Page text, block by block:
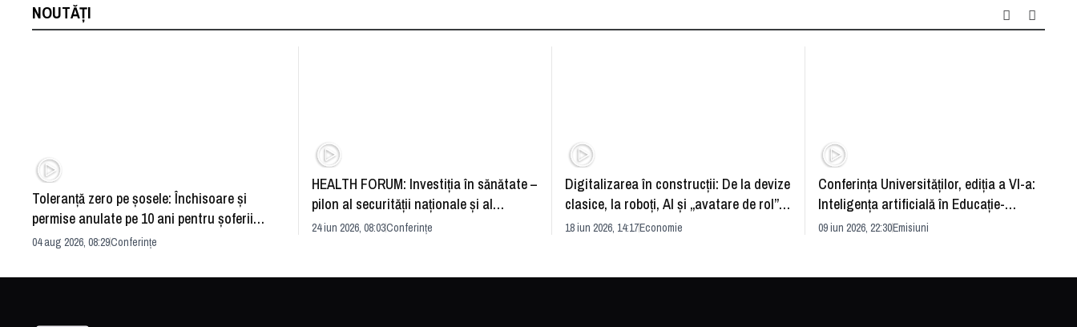
NOUTĂȚI
Toleranță zero pe șosele: Închisoare și
permise anulate pe 10 ani pentru șoferii
iresponsabili
04 aug 2026, 08:29Conferințe
HEALTH FORUM: Investiția în sănătate –
pilon al securității naționale și al
dezvoltării economice
24 iun 2026, 08:03Conferințe
Digitalizarea în construcții: De la devize
clasice, la roboți, AI și „avatare de rol”.
România și redefinirea industriei
18 iun 2026, 14:17Economie
Conferința Universităților, ediția a VI-a:
Inteligența artificială în Educație-
soluție sau problemă?
09 iun 2026, 22:30Emisiuni